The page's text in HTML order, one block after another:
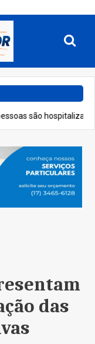
por inalação de
das